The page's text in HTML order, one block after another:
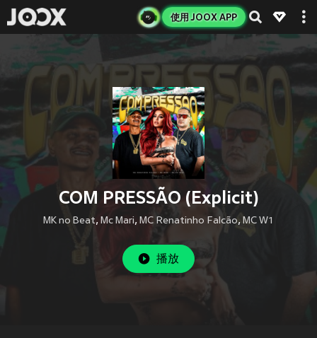
使用 JOOX APP
COM PRESSÃO (Explicit)
MK no Beat, Mc Mari, MC Renatinho Falcão, MC W1
播放